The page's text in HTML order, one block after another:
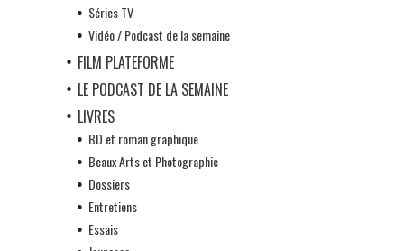
Séries TV
Vidéo / Podcast de la semaine
FILM PLATEFORME
LE PODCAST DE LA SEMAINE
LIVRES
BD et roman graphique
Beaux Arts et Photographie
Dossiers
Entretiens
Essais